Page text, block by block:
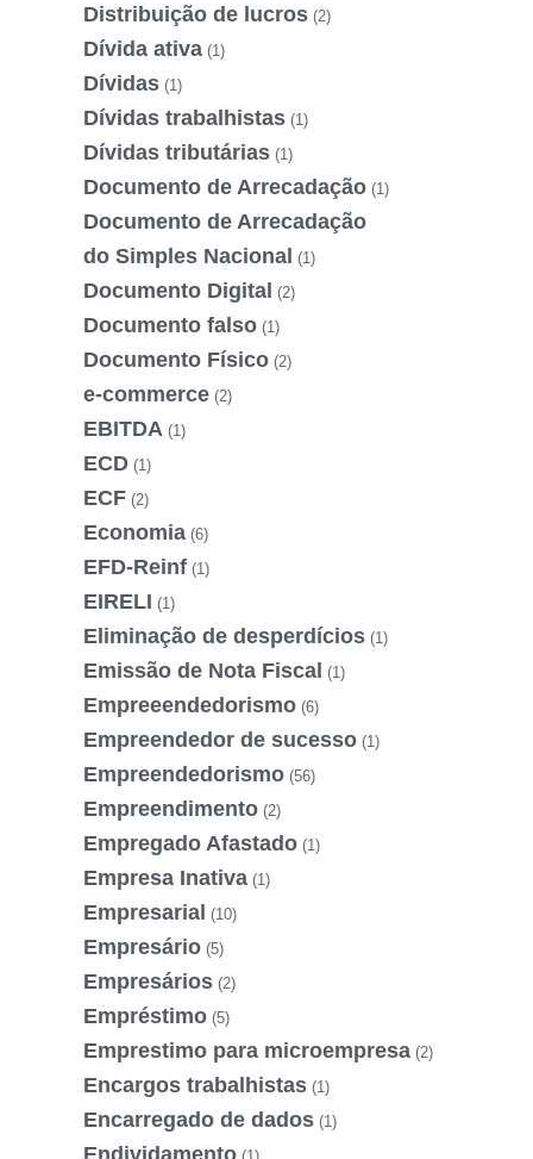
Distribuição de lucros (2)
Dívida ativa (1)
Dívidas (1)
Dívidas trabalhistas (1)
Dívidas tributárias (1)
Documento de Arrecadação (1)
Documento de Arrecadação
do Simples Nacional (1)
Documento Digital (2)
Documento falso (1)
Documento Físico (2)
e-commerce (2)
EBITDA (1)
ECD (1)
ECF (2)
Economia (6)
EFD-Reinf (1)
EIRELI (1)
Eliminação de desperdícios (1)
Emissão de Nota Fiscal (1)
Empreeendedorismo (6)
Empreendedor de sucesso (1)
Empreendedorismo (56)
Empreendimento (2)
Empregado Afastado (1)
Empresa Inativa (1)
Empresarial (10)
Empresário (5)
Empresários (2)
Empréstimo (5)
Emprestimo para microempresa (2)
Encargos trabalhistas (1)
Encarregado de dados (1)
Endividamento